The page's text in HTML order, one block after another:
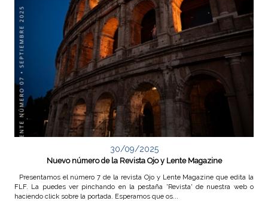
30/09/2025
Nuevo número de la Revista Ojo y Lente Magazine
Presentamos el número 7 de la revista Ojo y Lente Magazine que edita la
FLF. La puedes ver pinchando en la pestaña 'Revista' de nuestra web o
haciendo click sobre la portada. Esperamos que os...